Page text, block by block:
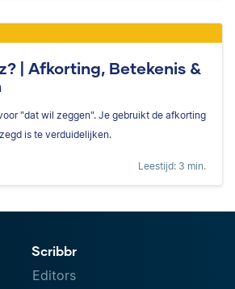
| Afkorting, Betekenis &
"dat wil zeggen". Je gebruikt de afkorting
is te verduidelijken.
Leestijd: 3 min.
Scribbr
Editors